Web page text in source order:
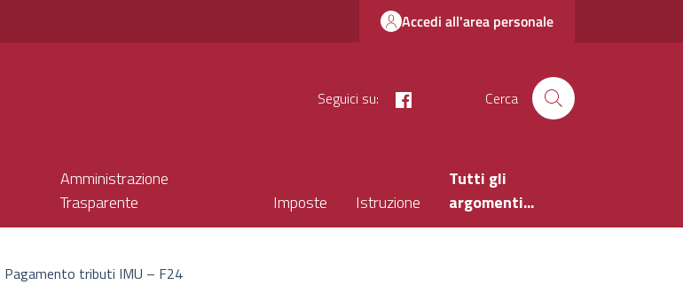
Accedi all'area personale
Seguici su: Cerca
Amministrazione
Trasparente
Imposte Istruzione
Tutti gli
argomenti...
Pagamento tributi IMU – F24